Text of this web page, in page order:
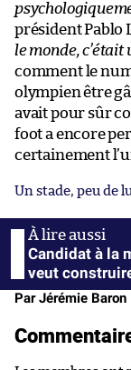
président Pablo
le monde,
comment le
olympien être
avait pour sûr
foot a encore
certainement
Un stade, peu de
Candidat à la
veut
Par Jérémie Baron